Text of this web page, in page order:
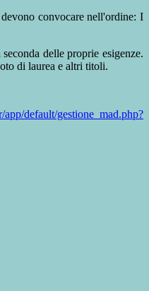
convocare nell'ordine: I
delle proprie esigenze.
di laurea e altri titoli.
default/gestione_mad.php?